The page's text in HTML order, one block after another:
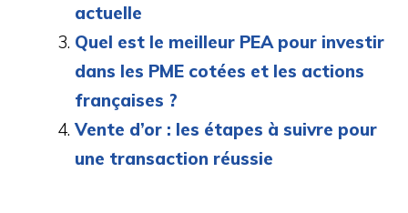
actuelle
Quel est le meilleur PEA pour investir
dans les PME cotées et les actions
françaises ?
Vente d’or : les étapes à suivre pour
une transaction réussie